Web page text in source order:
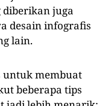
juga
desain infografis
lain.
untuk membuat
beberapa tips